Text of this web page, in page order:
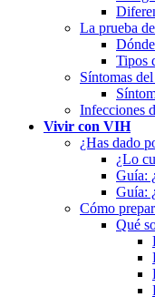
La prueba
Tipos
Síntomas
Infecciones
Vivir con VIH
¿Has dado
¿Lo
Guía:
Guía:
Cómo
Qué